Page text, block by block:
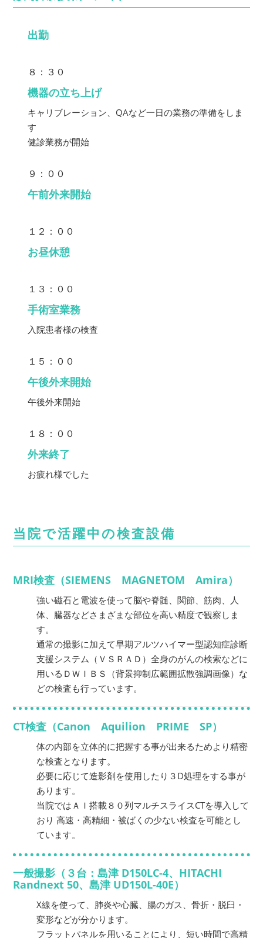
出勤
８：３０
機器の立ち上げ
キャリブレーション、QAなど一日の業務の準備をしま
す
健診業務が開始
９：００
午前外来開始
１２：００
お昼休憩
１３：００
手術室業務
入院患者様の検査
１５：００
午後外来開始
午後外来開始
１８：００
外来終了
お疲れ様でした
当院で活躍中の検査設備
MRI検査（SIEMENS MAGNETOM Amira）
強い磁石と電波を使って脳や脊髄、関節、筋肉、人
体、臓器などさまざまな部位を高い精度で観察しま
す。
通常の撮影に加えて早期アルツハイマー型認知症診断
支援システム（ＶＳＲＡＤ）全身のがんの検索などに
用いるＤＷＩＢＳ（背景抑制広範囲拡散強調画像）な
どの検査も行っています。
CT検査（Canon Aquilion PRIME SP）
体の内部を立体的に把握する事が出来るためより精密
な検査となります。
必要に応じて造影剤を使用したり３D処理をする事が
あります。
当院ではＡＩ搭載８０列マルチスライスCTを導入して
おり 高速・高精細・被ばくの少ない検査を可能とし
ています。
一般撮影（３台：島津 D150LC-4、HITACHI
Randnext 50、島津 UD150L-40E）
X線を使って、肺炎や心臓、腸のガス、骨折・脱臼・
変形などが分かります。
フラットパネルを用いることにより、短い時間で高精